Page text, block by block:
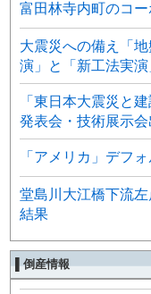
富田林寺内町のコ
大震災への備え「
演」と「新工法実演
「東日本大震災と
発表会・技術展示
「アメリカ」デフ
堂島川大江橋下流
結果
▌倒産情報